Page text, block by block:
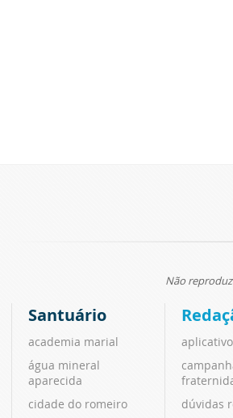
Não
Santuário
academia marial
água mineral
aparecida
cidade do romeiro
dúvidas